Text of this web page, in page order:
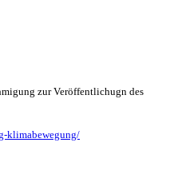
zur Veröffentlichugn des
klimabewegung/